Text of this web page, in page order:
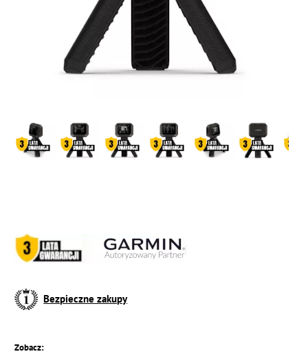
Bezpieczne zakupy
Zobacz: